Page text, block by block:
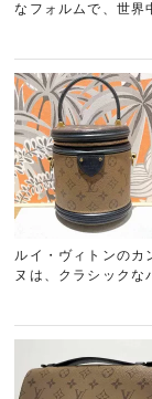
なフォルムで、世界
いうこともあり、
ルイ・ヴィトンのカンヌ
ヌは、クラシックな
ルで、特にノワー